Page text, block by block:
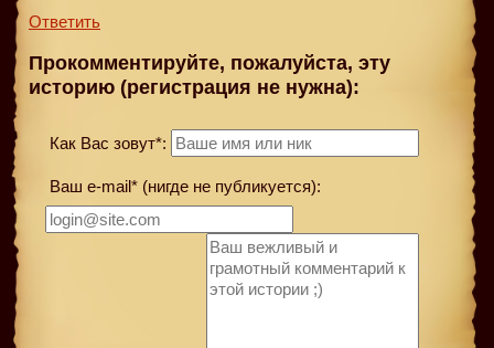
Ответить
Прокомментируйте, пожалуйста, эту
историю (регистрация не нужна):
Как Вас зовут*:
Ваш e-mail* (нигде не публикуется):